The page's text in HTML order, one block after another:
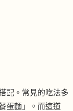
配。常見的吃法多
蛋麵」。而這道